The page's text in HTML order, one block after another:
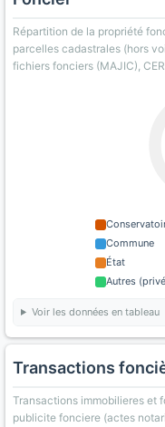
Répartition de la propriété
parcelles cadastrales (hors
fichiers fonciers (MAJIC),
Commune
État
Autres
Voir les données en tableau
Transactions
Transactions immobilieres et
publicite fonciere (actes